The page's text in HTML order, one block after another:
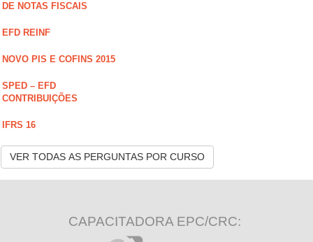
DE NOTAS FISCAIS
EFD REINF
NOVO PIS E COFINS 2015
SPED – EFD
CONTRIBUIÇÕES
IFRS 16
VER TODAS AS PERGUNTAS POR CURSO
CAPACITADORA EPC/CRC: